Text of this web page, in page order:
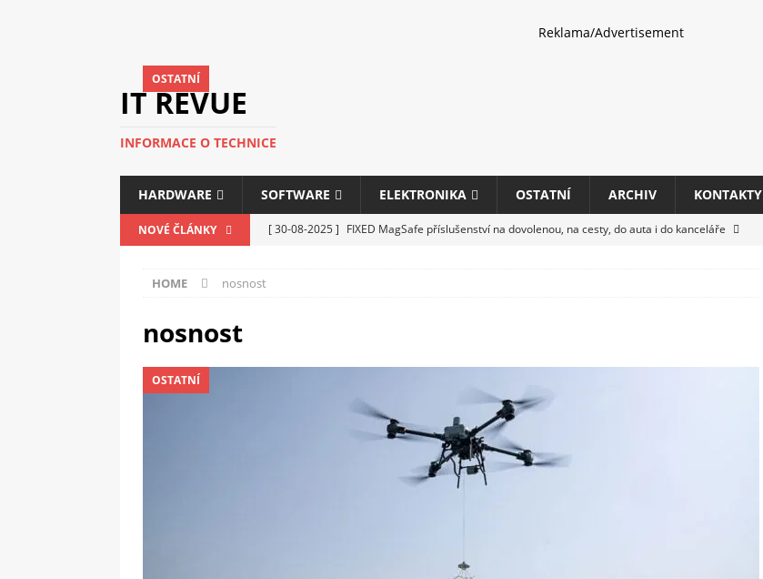
Reklama/Advertisement
IT REVUE
INFORMACE O TECHNICE
HARDWARE SOFTWARE ELEKTRONIKA OSTATNÍ ARCHIV KONTAKTY
NOVÉ ČLÁNKY [ 30-08-2025 ] FIXED MagSafe příslušenství na dovolenou, na cesty, do auta i do kanceláře
Domácí pec na pizzu Cuisinart CPZ-120 promění vaši kuchyň na italskou pizzerii
Blockchain a růst krypto kasin: Co by měli vědět milovníci technologií
HOME nosnost
nosnost
OSTATNÍ
OSTATNÍ